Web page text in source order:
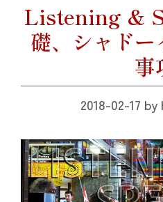
Listening &
礎、シャド
事
2018-02-17 by